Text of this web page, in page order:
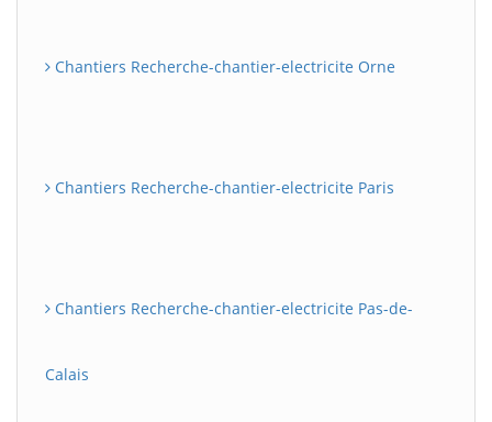
Chantiers Recherche-chantier-electricite Orne
Chantiers Recherche-chantier-electricite Paris
Chantiers Recherche-chantier-electricite Pas-de-
Calais